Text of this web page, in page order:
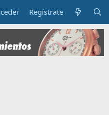
Regístrate